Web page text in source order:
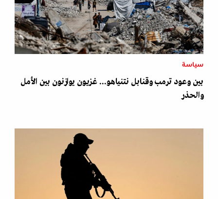
سياسة
بين وعود ترمب وقنابل نتنياهو... غزيون يوازنون بين الأمل
والحذر